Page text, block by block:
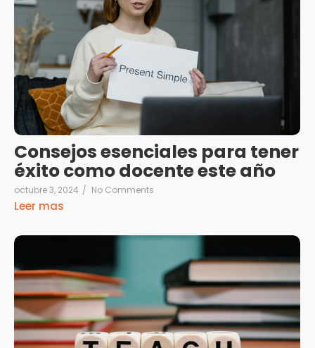
Consejos esenciales para tener
éxito como docente este año
octubre 3, 2024 / No Comments
Leer mas